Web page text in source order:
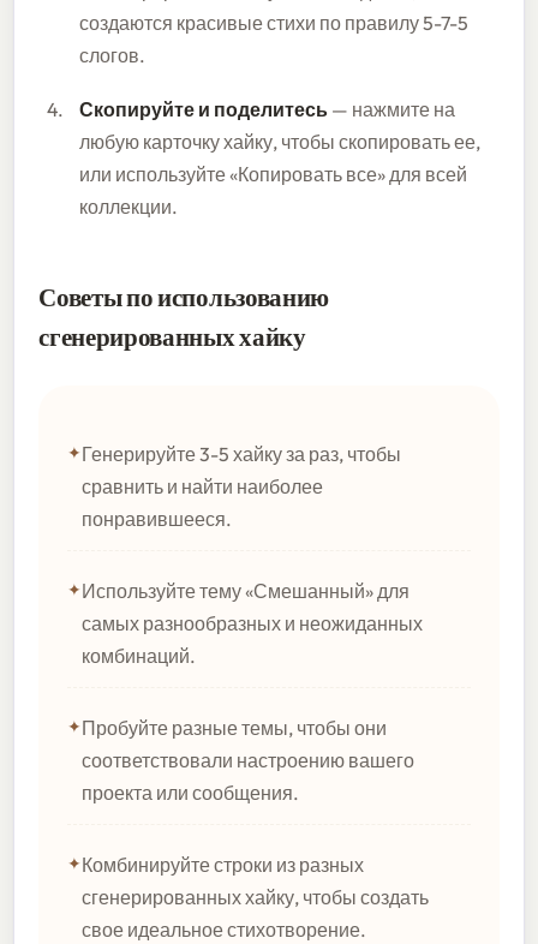
создаются красивые стихи по правилу 5-7-5
слогов.
Скопируйте и поделитесь — нажмите на
любую карточку хайку, чтобы скопировать ее,
или используйте «Копировать все» для всей
коллекции.
Советы по использованию
сгенерированных хайку
Генерируйте 3-5 хайку за раз, чтобы
сравнить и найти наиболее
понравившееся.
Используйте тему «Смешанный» для
самых разнообразных и неожиданных
комбинаций.
Пробуйте разные темы, чтобы они
соответствовали настроению вашего
проекта или сообщения.
Комбинируйте строки из разных
сгенерированных хайку, чтобы создать
свое идеальное стихотворение.